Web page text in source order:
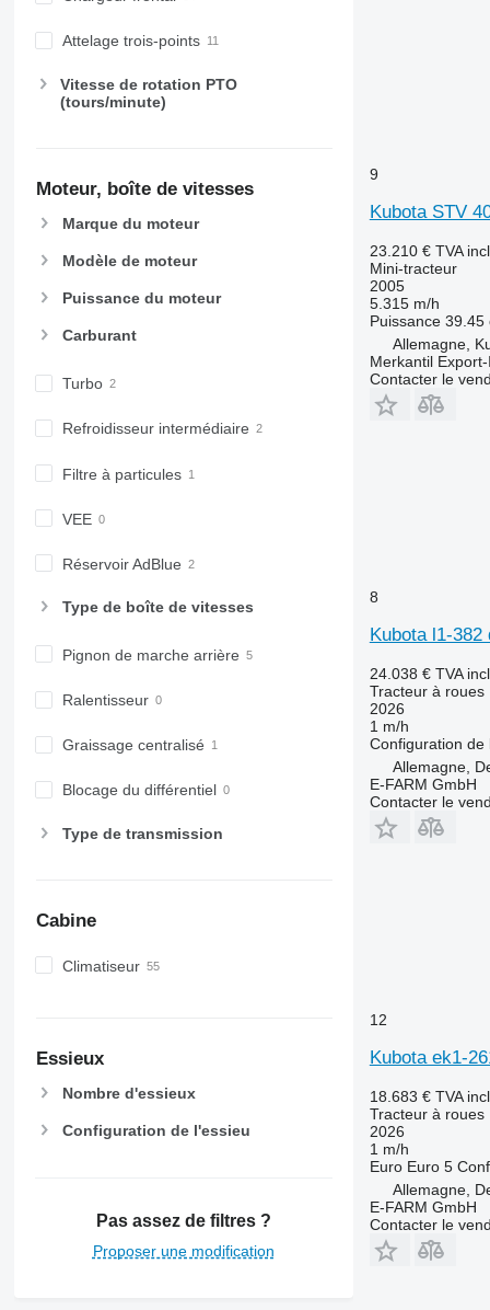
6210
6220
6310
6320
6330
6430 Premium
6510
6530
6610
6630
6800
6820
6930
7215 R
7250
7260 R
7430
7720
7730
7810
7920
7930
7726
8240
8670
8690
8727
8737
8740
Attelage trois-points
Vitesse de rotation PTO
(tours/minute)
Moteur, boîte de vitesses
Marque du moteur
Modèle de moteur
Puissance du moteur
Carburant
Turbo
Refroidisseur intermédiaire
Filtre à particules
VEE
Réservoir AdBlue
Type de boîte de vitesses
Pignon de marche arrière
Ralentisseur
Graissage centralisé
Blocage du différentiel
Type de transmission
Cabine
Climatiseur
Essieux
Nombre d'essieux
Configuration de l'essieu
Pas assez de filtres ?
Proposer une modification
9
Kubota STV
23.210 € TVA
Mini-tracteur
2005
5.315 m/h
Puissance 39.45
Allemagne,
Merkantil
Contacter le
8
Kubota l1-382
24.038 € TVA
Tracteur à roues
2026
1 m/h
Configuration de
Allemagne,
E-FARM GmbH
Contacter le
12
Kubota ek1-
18.683 € TVA
Tracteur à roues
2026
1 m/h
Euro Euro 5
Allemagne,
E-FARM GmbH
Contacter le